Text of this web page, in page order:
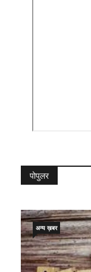
पोपुलर
अन्य ख़बर